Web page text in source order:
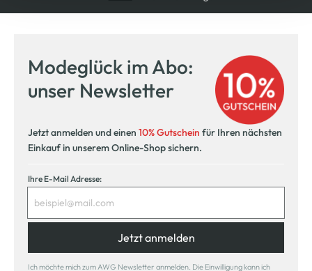
Modeglück im Abo:
unser Newsletter
Jetzt anmelden und einen 10% Gutschein für Ihren nächsten
Einkauf in unserem Online-Shop sichern.
Ihre E-Mail Adresse:
Jetzt anmelden
Ich möchte mich zum AWG Newsletter anmelden. Die Einwilligung kann ich